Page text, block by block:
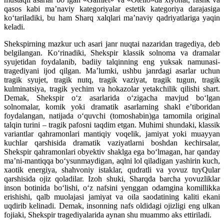
qasos kabi ma’naviy kategoriyalar estetik kategoriya darajasiga
ko‘tariladiki, bu ham Sharq xalqlari ma’naviy qadriyatlariga yaqin
keladi.
Shekspirning mazkur uch asari janr nuqtai nazaridan tragediya, deb
belgilangan. Ko‘rinadiki, Shekspir klassik solnoma va dramalar
syujetidan foydalanib, badiiy talqinning eng yuksak namunasi-
tragediyani ijod qilgan. Ma’lumki, ushbu janrdagi asarlar uchun
tragik syujet, tragik nutq, tragik vaziyat, tragik tugun, tragik
kulminatsiya, tragik yechim va hokazolar yetakchilik qilishi shart.
Demak, Shekspir o‘z asarlarida o‘zigacha mavjud bo‘lgan
solnomalar, komik yoki dramatik asarlarning shakl e’tiboridan
foydalangan, natijada o‘quvchi (tomoshabin)ga tamomila original
talqin turini – tragik pafosni taqdim etgan. Muhimi shundaki, klassik
variantlar qahramonlari mantiqiy voqelik, jamiyat yoki muayyan
kuchlar qarshisida dramatik vaziyatlarni boshdan kechirsalar,
Shekspir qahramonlari obyektiv shaklga ega bo‘lmagan, har qanday
ma’ni-mantiqqa bo‘ysunmaydigan, aqlni lol qiladigan yashirin kuch,
xaotik energiya, shahvoniy istaklar, qudratli va yovuz tuyQular
qarshisida ojiz qoladilar. Izoh shuki, Sharqda barcha yovuzliklar
inson botinida bo‘lishi, o‘z nafsini yenggan odamgina komillikka
erishishi, qalb muolajasi jamiyat va oila saodatining kaliti ekani
uqdirib kelinadi. Demak, insonning nafs oldidagi ojizligi eng ulkan
fojiaki, Shekspir tragediyalarida aynan shu muammo aks ettiriladi.